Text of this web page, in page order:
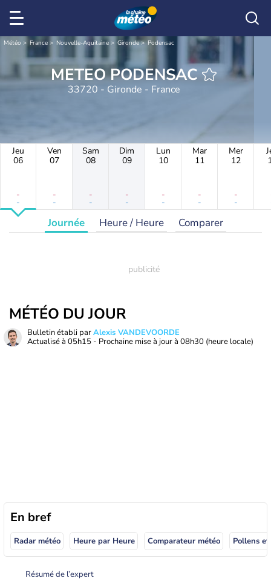
Météo France Nouvelle-Aquitaine Gironde Podensac
METEO PODENSAC
33720 - Gironde - France
Jeu
06
-
-
Ven
07
-
-
Sam
08
-
-
Dim
09
-
-
Lun
10
-
-
Mar
11
-
-
Mer
12
-
-
Journée Heure / Heure Comparer
MÉTÉO DU JOUR
Bulletin établi parAlexis VANDEVOORDE
Actualisé à 05h15 - Prochaine mise à jour à 08h30 (heure locale)
En bref
Radar météo Heure par Heure Comparateur météo Pollens
Résumé de l’expert